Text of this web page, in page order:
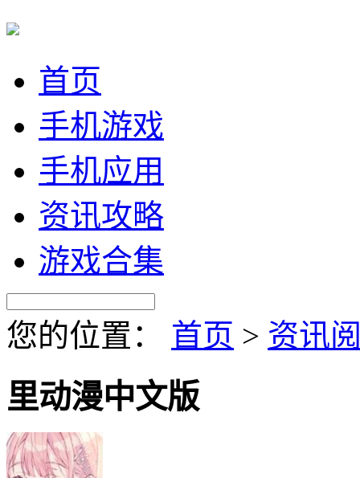
首页
手机游戏
手机应用
资讯攻略
游戏合集
您的位置： 首页 > 资讯
里动漫中文版